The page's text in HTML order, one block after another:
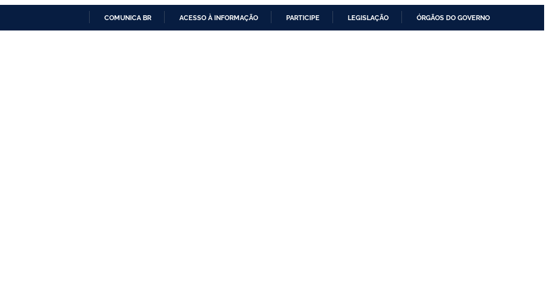
COMUNICA BR ACESSO À INFORMAÇÃO PARTICIPE LEGISLAÇÃO ÓRGÃOS DO GOVERNO